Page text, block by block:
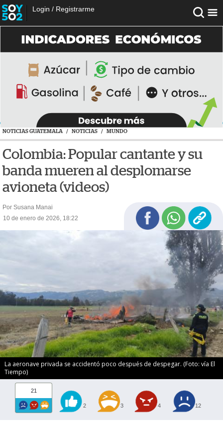
Login / Registrarme
NOTICIAS GUATEMALA / NOTICIAS / MUNDO
Colombia: Popular cantante y su
banda mueren al desplomarse
avioneta (videos)
Por Susana Manai
10 de enero de 2026, 18:22
La aeronave privada se accidentó poco después de despegar. (Foto: vía El
Tiempo)
21
2 3 4 12